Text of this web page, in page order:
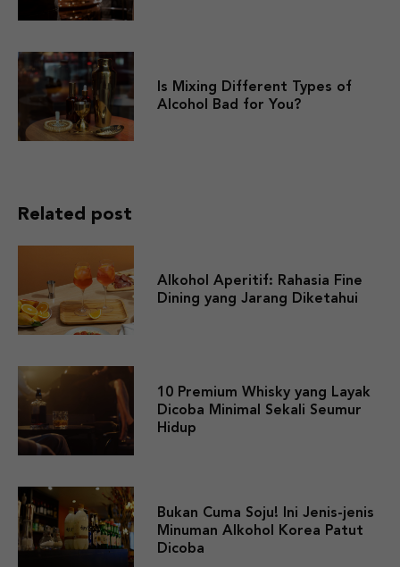
Is Mixing Different Types of
Alcohol Bad for You?
Related post
Alkohol Aperitif: Rahasia Fine
Dining yang Jarang Diketahui
10 Premium Whisky yang Layak
Dicoba Minimal Sekali Seumur
Hidup
Bukan Cuma Soju! Ini Jenis-jenis
Minuman Alkohol Korea Patut
Dicoba